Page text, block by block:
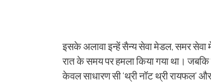
इसके अलावा इन्हें सैन्य सेवा मेडल, समर सेवा
रात के समय पर हमला किया गया था।
केवल साधारण सी ‘थ्री नॉट थ्री रायफल’